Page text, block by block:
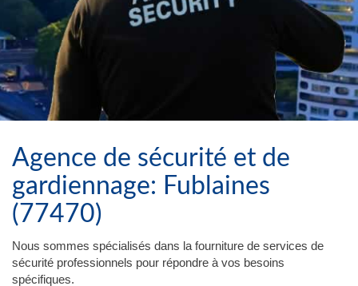
Agence de sécurité et de
gardiennage: Fublaines
(77470)
Nous sommes spécialisés dans la fourniture de services de
sécurité professionnels pour répondre à vos besoins
spécifiques.